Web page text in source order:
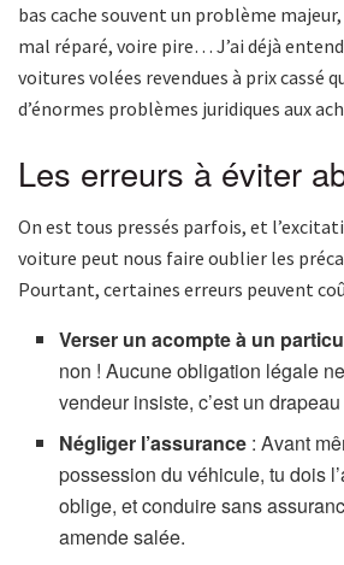
bas cache souvent un problème
mal réparé, voire pire… J’ai déjà
voitures volées revendues à prix cassé
d’énormes problèmes juridiques aux
Les erreurs à éviter
On est tous pressés parfois, et
voiture peut nous faire oublier les
Pourtant, certaines erreurs peuvent
Verser un acompte à un
non ! Aucune obligation légale
vendeur insiste, c’est un
Négliger l’assurance : Avant
possession du véhicule, tu dois
oblige, et conduire sans
amende salée.